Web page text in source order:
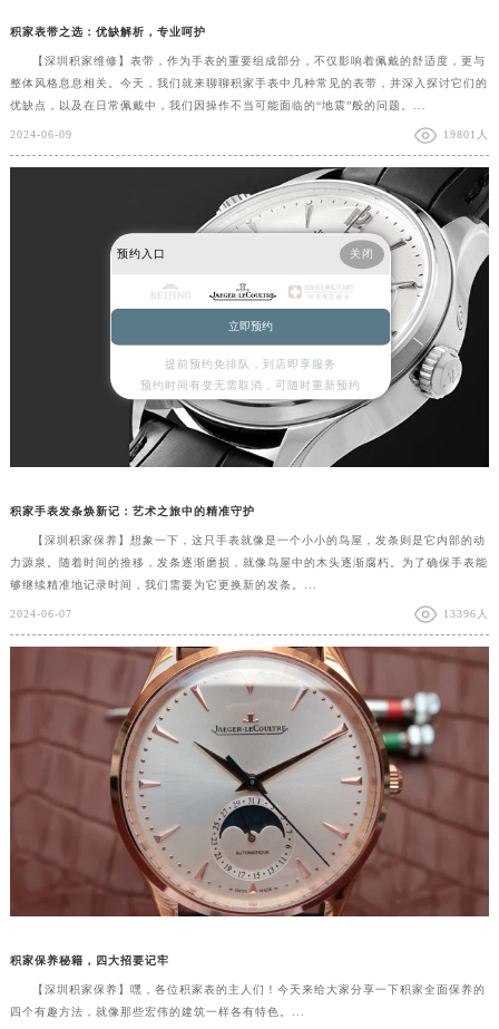
积家表带之选：优缺解析，专业呵护
【深圳积家维修】表带，作为手表的重要组成部分，不仅影响着佩戴的舒适度，更与
整体风格息息相关。今天，我们就来聊聊积家手表中几种常见的表带，并深入探讨它们的
优缺点，以及在日常佩戴中，我们因操作不当可能面临的“地震”般的问题。...
2024-06-09 19801人
积家手表发条焕新记：艺术之旅中的精准守护
【深圳积家保养】想象一下，这只手表就像是一个小小的鸟屋，发条则是它内部的动
力源泉。随着时间的推移，发条逐渐磨损，就像鸟屋中的木头逐渐腐朽。为了确保手表能
够继续精准地记录时间，我们需要为它更换新的发条。...
2024-06-07 13396人
积家保养秘籍，四大招要记牢
【深圳积家保养】嘿，各位积家表的主人们！今天来给大家分享一下积家全面保养的
四个有趣方法，就像那些宏伟的建筑一样各有特色。...
预约入口 关闭
立即预约
提前预约免排队，到店即享服务
预约时间有变无需取消，可随时重新预约